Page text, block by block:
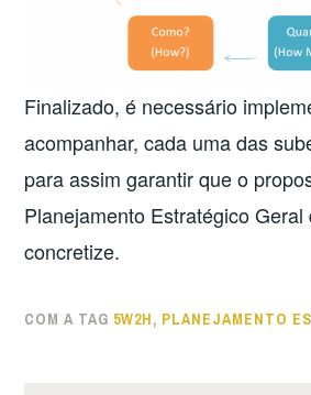
Finalizado, é necessário
acompanhar, cada uma das
para assim garantir que o
Planejamento Estratégico
concretize.
COM A TAG 5W2H, PLANEJAMENTO